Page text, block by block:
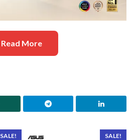
Read More
SALE! SALE!